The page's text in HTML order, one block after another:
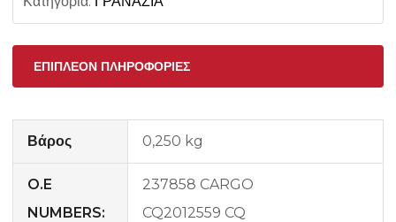
ΕΠΙΠΛΈΟΝ ΠΛΗΡΟΦΟΡΊΕΣ
Βάρος 0,250 kg
O.E
NUMBERS:
237858 CARGO
CQ2012559 CQ